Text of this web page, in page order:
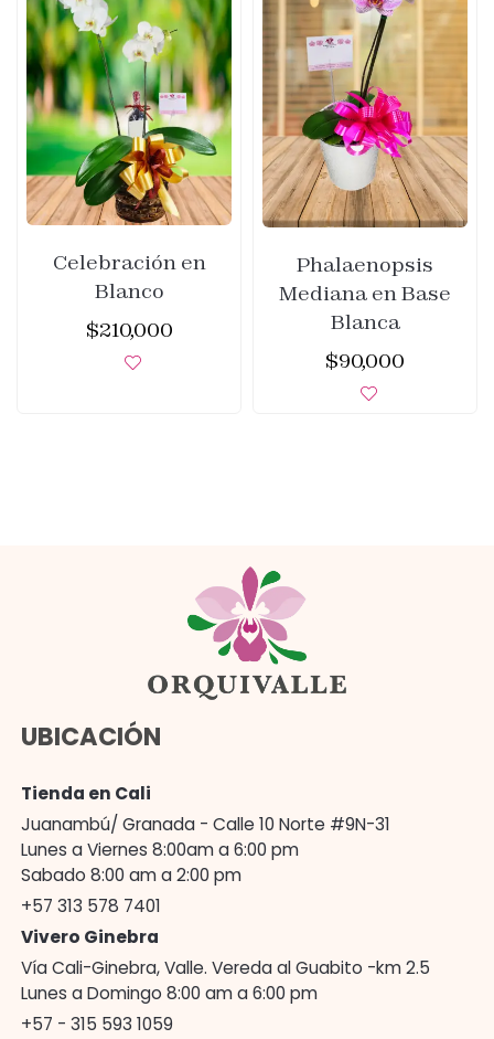
Celebración en
Blanco
$210,000
Phalaenopsis
Mediana en Base
Blanca
$90,000
UBICACIÓN
Tienda en Cali
Juanambú/ Granada - Calle 10 Norte #9N-31
Lunes a Viernes 8:00am a 6:00 pm
Sabado 8:00 am a 2:00 pm
+57 313 578 7401
Vivero Ginebra
Vía Cali-Ginebra, Valle. Vereda al Guabito -km 2.5
Lunes a Domingo 8:00 am a 6:00 pm
+57 - 315 593 1059